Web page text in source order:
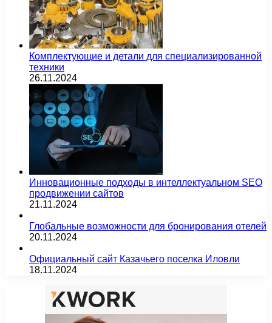
Комплектующие и детали для специализированной
техники
26.11.2024
Инновационные подходы в интеллектуальном SEO
продвижении сайтов
21.11.2024
Глобальные возможности для бронирования отелей
20.11.2024
Официальный сайт Казачьего поселка Иловли
18.11.2024